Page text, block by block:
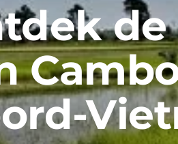
de